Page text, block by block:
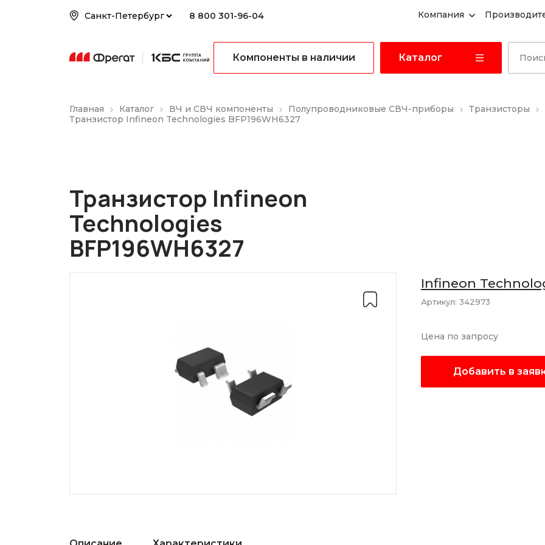
8 800 301-96-04 Компания
Компоненты в наличии Каталог
Главная Каталог ВЧ и СВЧ компоненты Полупроводниковые СВЧ-приборы
Транзисторы
Транзистор Infineon Technologies BFP196WH6327
Транзистор Infineon
Technologies
BFP196WH6327
Infineon
Артикул: 342973
Цена по запросу
Добавить в